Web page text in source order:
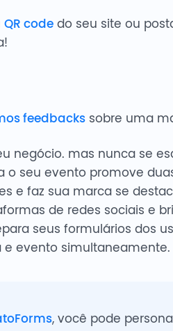
QR codedo seu site ou
feedbackssobre uma
negócio. mas nunca se
o seu evento promove
e faz sua marca se
de redes sociais e
seus formulários dos
evento simultaneamente.
, você pode